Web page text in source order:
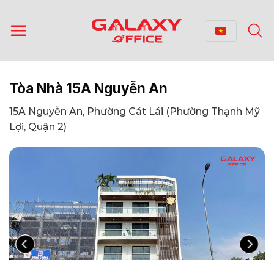
qua
nội
Tòa Nhà 15A Nguyễn An
15A Nguyễn An, Phường Cát Lái (Phường Thạnh Mỹ
Lợi, Quận 2)